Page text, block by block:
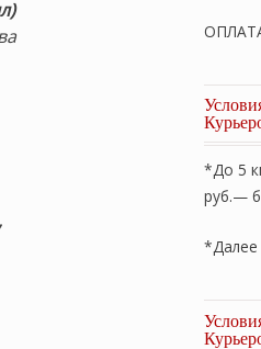
Ангел» 220х240см.
*До 5
руб.—
*Далее